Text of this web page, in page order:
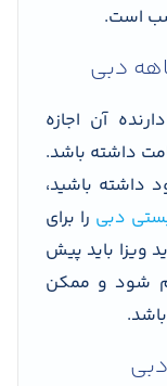
است.
دبی
آن اجازه
دبی اقامت داشته باشد.
داشته باشید،
دبی را برای
ویزا باید پیش
شود و ممکن